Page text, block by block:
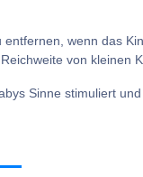
wenn das
von kleinen
Sinne stimuliert